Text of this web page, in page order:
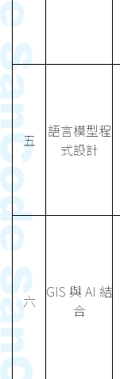
五
語言模型程
式設計
六
GIS 與 AI 結
合